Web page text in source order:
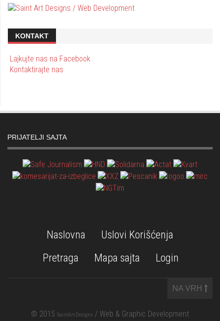
KONTAKT
Lajkujte nas na Facebook
Kontaktirajte nas
PRIJATELJI SAJTA
Naslovna
Uslovi Korišćenja
Pretraga
Mapa sajta Login
NA VRH
© 2015 SaintArt Designs / Web & Graphic Development